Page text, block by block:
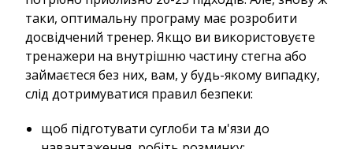
таки, оптимальну програму має розробити
досвідчений тренер. Якщо ви використовуєте
тренажери на внутрішню частину стегна або
займаєтеся без них, вам, у будь-якому випадку,
слід дотримуватися правил безпеки:
щоб підготувати суглоби та м'язи до